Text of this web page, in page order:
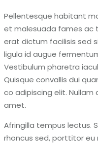
Pellentesque habitant
et malesuada fames ac
erat dictum facilisis sed
ligula id augue
Vestibulum pharetra
Quisque convallis dui
co adipiscing elit. Nullam
amet.
Afringilla tempus lectus.
rhoncus sed, porttitor eu